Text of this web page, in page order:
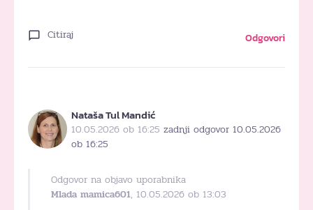
Citiraj Odgovori
Nataša Tul Mandić
10.05.2026 ob 16:25 zadnji odgovor 10.05.2026
ob 16:25
Odgovor na objavo uporabnika
Mlada mamica601, 10.05.2026 ob 13:03